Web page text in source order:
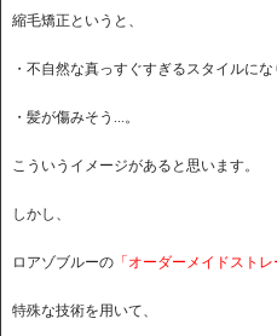
縮毛矯正というと、
・不自然な真っすぐすぎるスタイルにな
・髪が傷みそう...。
こういうイメージがあると思います。
しかし、
ロアゾブルーの 「オーダーメイドストレ
特殊な技術を用いて、